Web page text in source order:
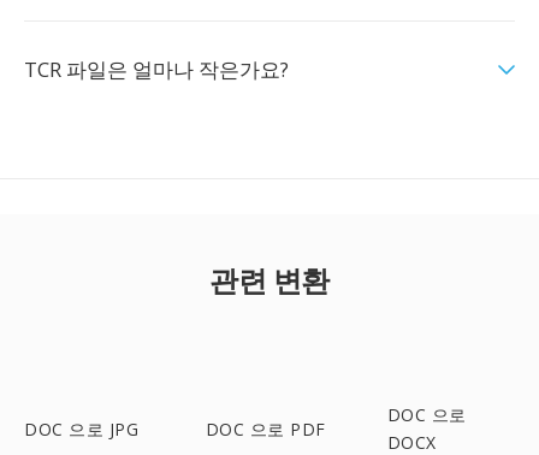
TCR 파일은 얼마나 작은가요?
관련 변환
DOC 으로 JPG DOC 으로 PDF
DOC 으로
DOCX